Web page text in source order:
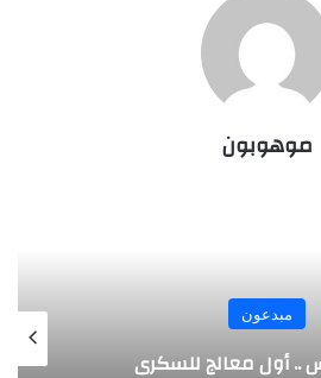
موهوبون
الألماني بنز مخترع السيارة الحديثة